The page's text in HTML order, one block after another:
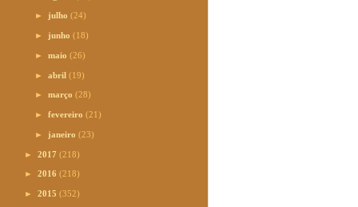
► julho(24)
► junho(18)
►maio(26)
►abril(19)
►março(28)
►fevereiro(21)
► janeiro(23)
► 2017 (218)
► 2016 (218)
► 2015 (352)